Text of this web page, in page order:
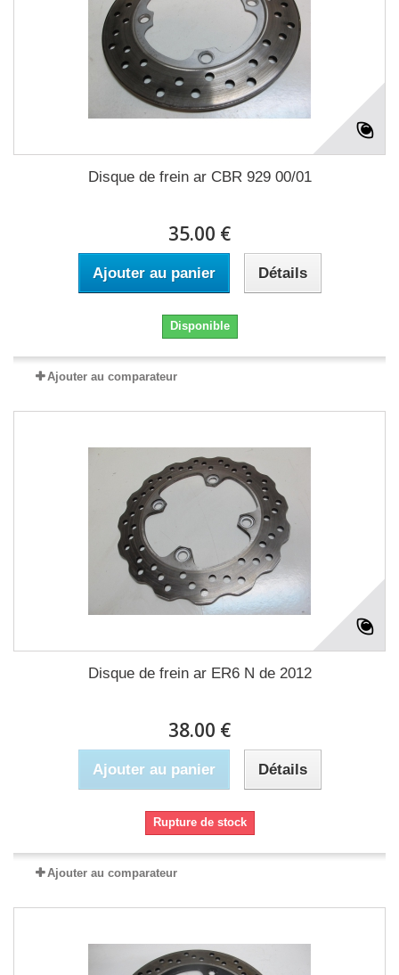
Disque de frein ar CBR 929 00/01
35.00 €
Ajouter au panier Détails
Disponible
Ajouter au comparateur
Disque de frein ar ER6 N de 2012
38.00 €
Ajouter au panier Détails
Rupture de stock
Ajouter au comparateur